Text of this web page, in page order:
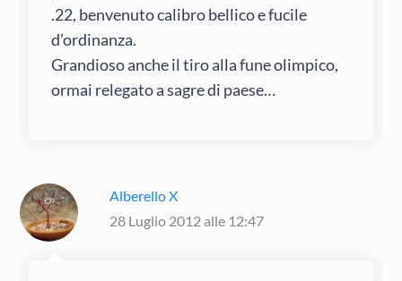
.22, benvenuto calibro bellico e fucile
d’ordinanza.
Grandioso anche il tiro alla fune olimpico,
ormai relegato a sagre di paese…
Alberello X
28 Luglio 2012 alle 12:47